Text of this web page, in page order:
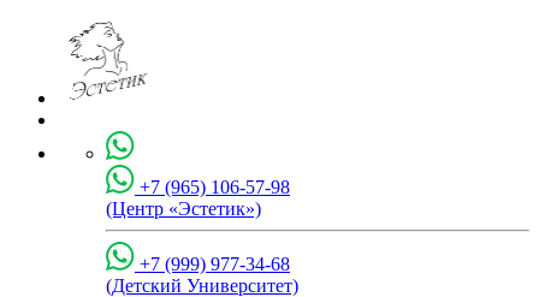
+7 (965) 106-57-98
(Центр «Эстетик»)
+7 (999) 977-34-68
(Детский Университет)